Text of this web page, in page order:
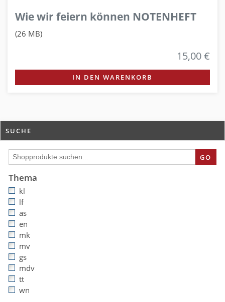
Wie wir feiern können NOTENHEFT
(26 MB)
15,00 €
IN DEN WARENKORB
SUCHE
GO
Thema
kl
lf
as
en
mk
mv
gs
mdv
tt
wn